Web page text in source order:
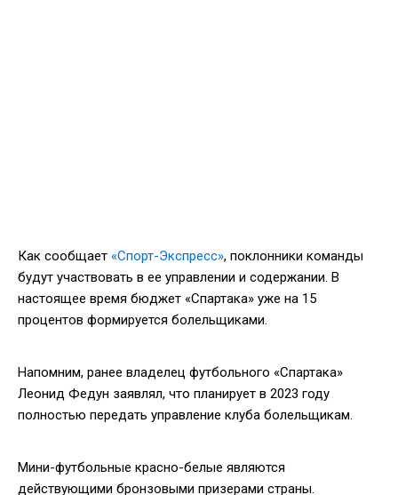
Как сообщает «Спорт-Экспресс», поклонники команды
будут участвовать в ее управлении и содержании. В
настоящее время бюджет «Спартака» уже на 15
процентов формируется болельщиками.
Напомним, ранее владелец футбольного «Спартака»
Леонид Федун заявлял, что планирует в 2023 году
полностью передать управление клуба болельщикам.
Мини-футбольные красно-белые являются
действующими бронзовыми призерами страны.